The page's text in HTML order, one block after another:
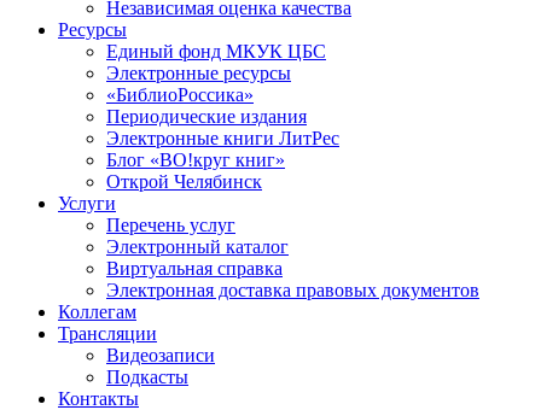
Независимая оценка качества
Ресурсы
Единый фонд МКУК ЦБС
Электронные ресурсы
«БиблиоРоссика»
Периодические издания
Электронные книги ЛитРес
Блог «ВО!круг книг»
Открой Челябинск
Услуги
Перечень услуг
Электронный каталог
Виртуальная справка
Электронная доставка правовых документов
Коллегам
Трансляции
Видеозаписи
Подкасты
Контакты